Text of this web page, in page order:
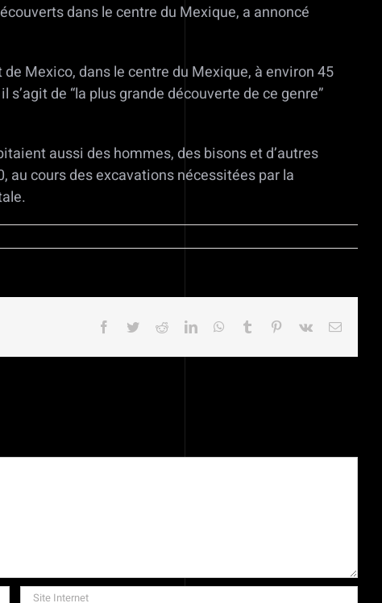
dans le centre du Mexique, a annoncé
Mexico, dans le centre du Mexique, à environ 45
de “la plus grande découverte de ce genre”
aussi des hommes, des bisons et d’autres
au cours des excavations nécessitées par la
Facebook
TwitterRedditLinkedInWhatsApp
Tumblr Pinterest
Vk Email